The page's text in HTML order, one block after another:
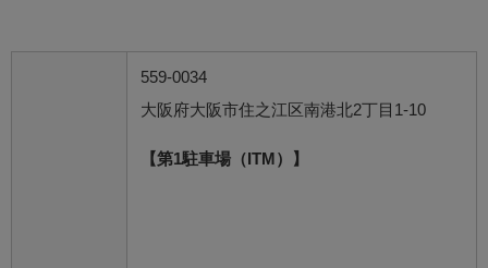
559-0034
大阪府大阪市住之江区南港北2丁目1-10
【第1駐車場（ITM）】